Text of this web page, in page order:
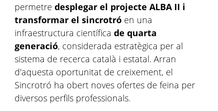
permetre desplegar el projecte ALBA II i
transformar el sincrotró en una
infraestructura científica de quarta
generació, considerada estratègica per al
sistema de recerca català i estatal. Arran
d'aquesta oportunitat de creixement, el
Sincrotró ha obert noves ofertes de feina per
diversos perfils professionals.